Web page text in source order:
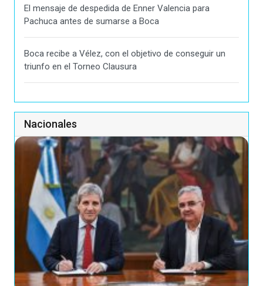
El mensaje de despedida de Enner Valencia para
Pachuca antes de sumarse a Boca
Boca recibe a Vélez, con el objetivo de conseguir un
triunfo en el Torneo Clausura
Nacionales